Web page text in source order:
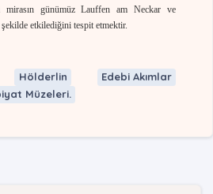
mirasın günümüz Lauffen am Neckar ve
etkilediğini tespit etmektir.
Hölderlin
Edebi Akımlar
Müzeleri.